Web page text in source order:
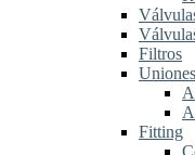
Filtros
Uniones
Fitting